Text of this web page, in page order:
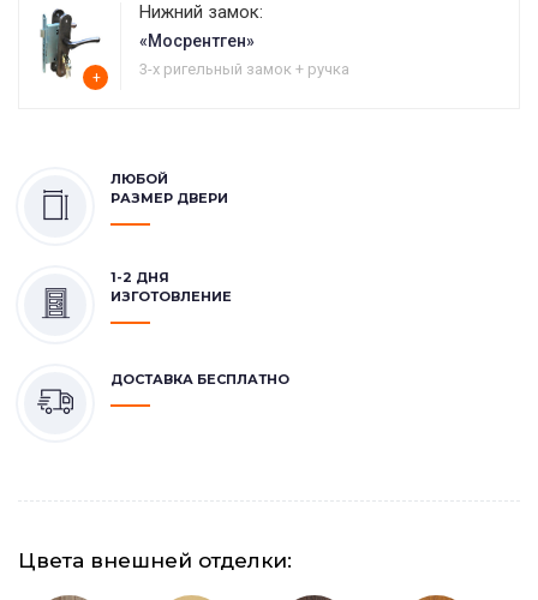
+
Нижний замок:
«Мосрентген»
3-х ригельный замок + ручка
ЛЮБОЙ
РАЗМЕР ДВЕРИ
1-2 ДНЯ
ИЗГОТОВЛЕНИЕ
ДОСТАВКА БЕСПЛАТНО
Цвета внешней отделки: